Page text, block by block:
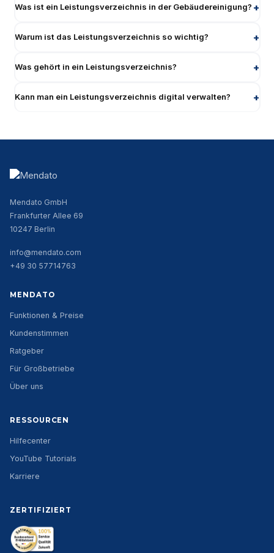
Was ist ein Leistungsverzeichnis in der Gebäudereinigung?
Warum ist das Leistungsverzeichnis so wichtig?
Was gehört in ein Leistungsverzeichnis?
Kann man ein Leistungsverzeichnis digital verwalten?
Mendato GmbH
Frankfurter Allee 69
10247 Berlin
info@mendato.com
+49 30 57714763
MENDATO
Funktionen & Preise
Kundenstimmen
Ratgeber
Für Großbetriebe
Über uns
RESSOURCEN
Hilfecenter
YouTube Tutorials
Karriere
ZERTIFIZIERT